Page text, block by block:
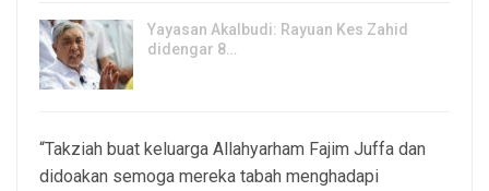
Yayasan Akalbudi: Rayuan Kes Zahid
didengar 8…
“Takziah buat keluarga Allahyarham Fajim Juffa dan
didoakan semoga mereka tabah menghadapi